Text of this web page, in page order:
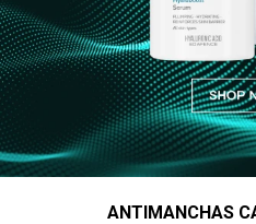
ANTIMANCHAS